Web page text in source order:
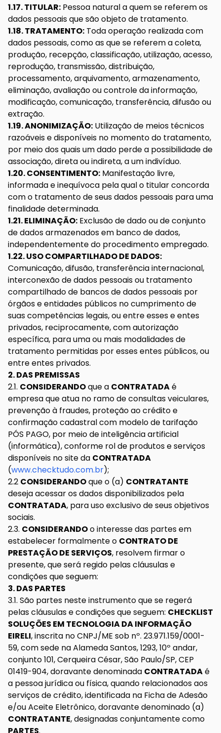
1.17. TITULAR: Pessoa natural a quem se referem os
dados pessoais que são objeto de tratamento.
1.18. TRATAMENTO: Toda operação realizada com
dados pessoais, como as que se referem a coleta,
produção, recepção, classificação, utilização, acesso,
reprodução, transmissão, distribuição,
processamento, arquivamento, armazenamento,
eliminação, avaliação ou controle da informação,
modificação, comunicação, transferência, difusão ou
extração.
1.19. ANONIMIZAÇÃO: Utilização de meios técnicos
razoáveis e disponíveis no momento do tratamento,
por meio dos quais um dado perde a possibilidade de
associação, direta ou indireta, a um indivíduo.
1.20. CONSENTIMENTO: Manifestação livre,
informada e inequívoca pela qual o titular concorda
com o tratamento de seus dados pessoais para uma
finalidade determinada.
1.21. ELIMINAÇÃO: Exclusão de dado ou de conjunto
de dados armazenados em banco de dados,
independentemente do procedimento empregado.
1.22. USO COMPARTILHADO DE DADOS:
Comunicação, difusão, transferência internacional,
interconexão de dados pessoais ou tratamento
compartilhado de bancos de dados pessoais por
órgãos e entidades públicos no cumprimento de
suas competências legais, ou entre esses e entes
privados, reciprocamente, com autorização
específica, para uma ou mais modalidades de
tratamento permitidas por esses entes públicos, ou
entre entes privados.
2. DAS PREMISSAS
2.1. CONSIDERANDOque a CONTRATADAé
empresa que atua no ramo de consultas veiculares,
prevenção à fraudes, proteção ao crédito e
confirmação cadastral com modelo de tarifação
PÓS PAGO, por meio de inteligência artificial
(informática), conforme rol de produtos e serviços
disponíveis no site da CONTRATADA
(www.checktudo.com.br);
2.2 CONSIDERANDOque o (a) CONTRATANTE
deseja acessar os dados disponibilizados pela
CONTRATADA, para uso exclusivo de seus objetivos
sociais.
2.3. CONSIDERANDOo interesse das partes em
estabelecer formalmente o CONTRATO DE
PRESTAÇÃO DE SERVIÇOS, resolvem firmar o
presente, que será regido pelas cláusulas e
condições que seguem:
3. DAS PARTES
3.1. São partes neste instrumento que se regerá
pelas cláusulas e condições que seguem: CHECKLIST
SOLUÇÕES EM TECNOLOGIA DA INFORMAÇÃO
EIRELI, inscrita no CNPJ/ME sob nº. 23.971.159/0001-
59, com sede na Alameda Santos, 1293, 10º andar,
conjunto 101, Cerqueira César, São Paulo/SP, CEP
01419-904, doravante denominada CONTRATADAé
a pessoa jurídica ou física, quando relacionados aos
serviços de crédito, identificada na Ficha de Adesão
e/ou Aceite Eletrônico, doravante denominado (a)
CONTRATANTE, designadas conjuntamente como